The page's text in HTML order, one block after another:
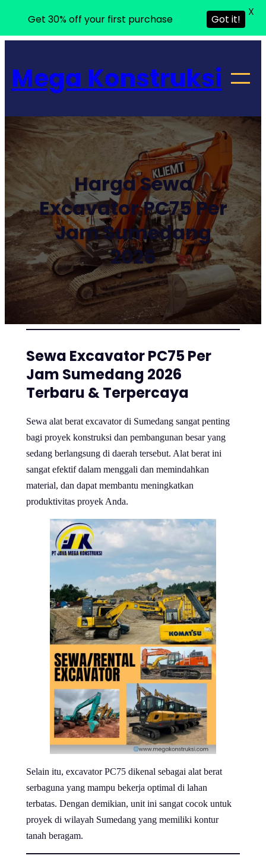
konten
Mega Konstruksi
Harga Sewa
Excavator PC75 Per
Jam Sumedang
2026
Sewa Excavator PC75 Per
Jam Sumedang 2026
Terbaru & Terpercaya
Sewa alat berat excavator di Sumedang sangat penting
bagi proyek konstruksi dan pembangunan besar yang
sedang berlangsung di daerah tersebut. Alat berat ini
sangat efektif dalam menggali dan memindahkan
material, dan dapat membantu meningkatkan
produktivitas proyek Anda.
Selain itu, excavator PC75 dikenal sebagai alat berat
serbaguna yang mampu bekerja optimal di lahan
terbatas. Dengan demikian, unit ini sangat cocok untuk
proyek di wilayah Sumedang yang memiliki kontur
tanah beragam.
Get 30% off your first purchase Got it!
X